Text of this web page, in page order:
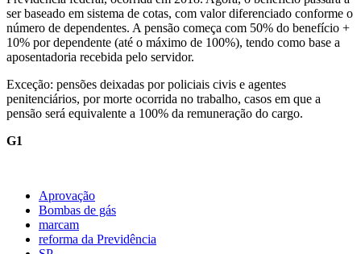
ser baseado em sistema de cotas, com valor diferenciado conforme o
número de dependentes. A pensão começa com 50% do benefício +
10% por dependente (até o máximo de 100%), tendo como base a
aposentadoria recebida pelo servidor.
Exceção: pensões deixadas por policiais civis e agentes
penitenciários, por morte ocorrida no trabalho, casos em que a
pensão será equivalente a 100% da remuneração do cargo.
G1
Aprovação
Bombas de gás
marcam
reforma da Previdência